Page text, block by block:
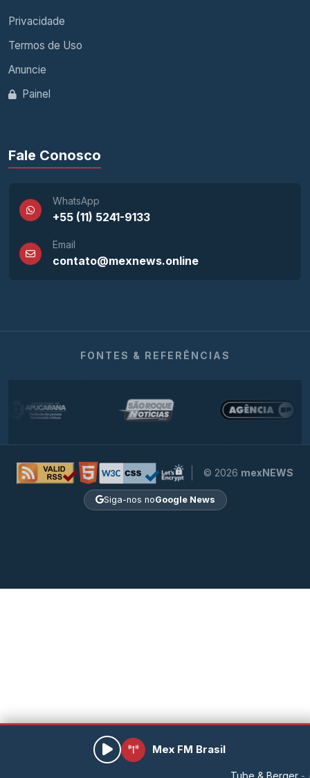
Privacidade
Termos de Uso
Anuncie
Painel
Fale Conosco
WhatsApp
+55 (11) 5241-9133
Email
contato@mexnews.online
FONTES & REFERÊNCIAS
© 2026 mexNEWS
Siga-nos noGoogle News
Mex FM Brasil
Tube & Berger - All I